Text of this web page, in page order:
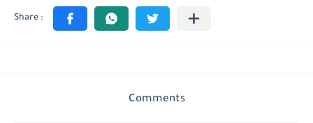
Comments